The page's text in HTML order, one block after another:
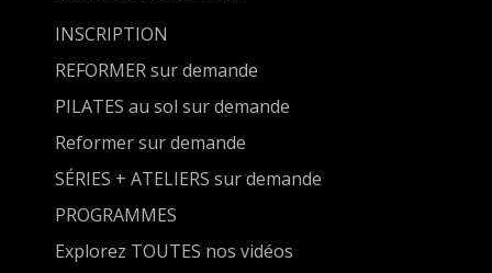
INSCRIPTION
REFORMER sur demande
PILATES au sol sur demande
Reformer sur demande
SÉRIES + ATELIERS sur demande
PROGRAMMES
Explorez TOUTES nos vidéos